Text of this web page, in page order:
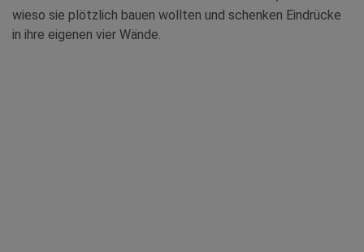
wieso sie plötzlich bauen wollten und schenken Eindrücke
in ihre eigenen vier Wände.